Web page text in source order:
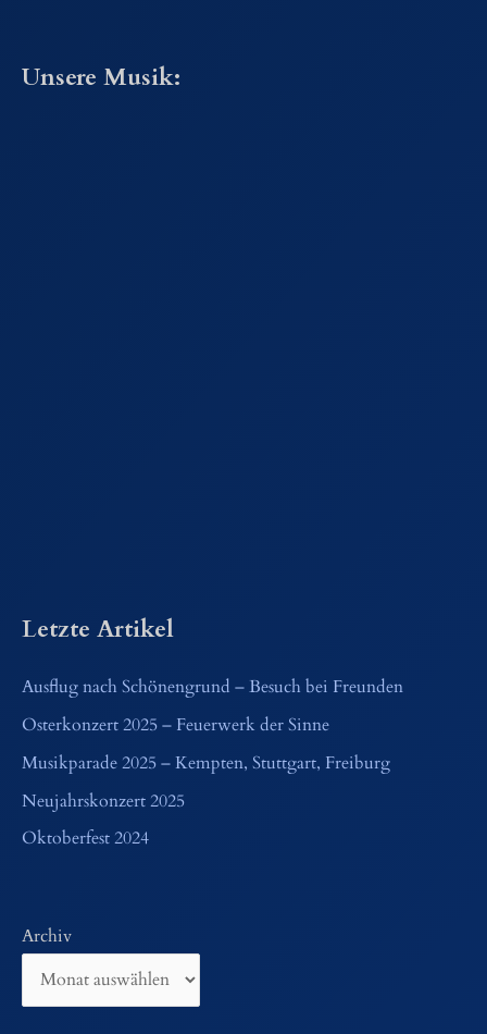
Unsere Musik:
Letzte Artikel
Ausflug nach Schönengrund – Besuch bei Freunden
Osterkonzert 2025 – Feuerwerk der Sinne
Musikparade 2025 – Kempten, Stuttgart, Freiburg
Neujahrskonzert 2025
Oktoberfest 2024
Archiv